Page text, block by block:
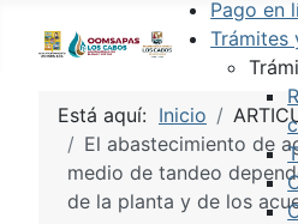
Pago en
Trámites
Está aquí: Inicio
El abastecimiento de
medio de tandeo
de la planta y de los